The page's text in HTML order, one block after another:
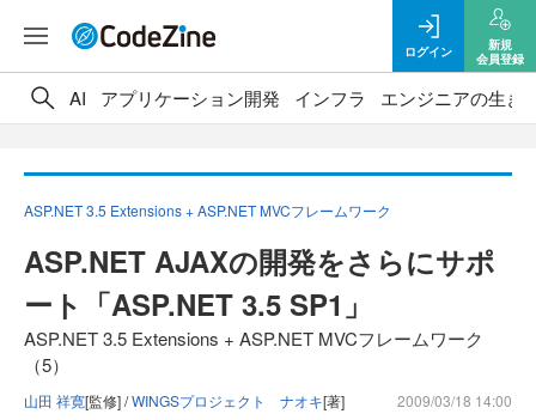
ログイン
新規
会員登録
AI アプリケーション開発 インフラ エンジニアの生き
ASP.NET 3.5 Extensions + ASP.NET MVCフレームワーク
ASP.NET AJAXの開発をさらにサポ
ート「ASP.NET 3.5 SP1」
ASP.NET 3.5 Extensions + ASP.NET MVCフレームワーク
（5）
山田 祥寛[監修] /WINGSプロジェクト ナオキ[著] 2009/03/18 14:00